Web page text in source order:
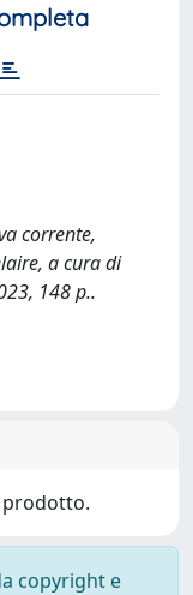
corrente,
a cura di
148 p..
prodotto.
copyright e